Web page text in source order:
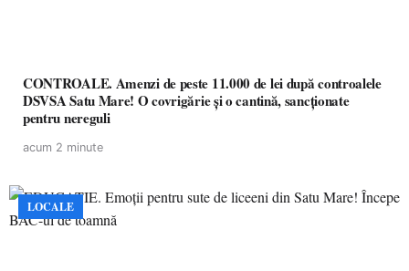
CONTROALE. Amenzi de peste 11.000 de lei după controalele
DSVSA Satu Mare! O covrigărie și o cantină, sancționate
pentru nereguli
acum 2 minute
LOCALE